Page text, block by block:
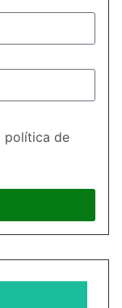
política de